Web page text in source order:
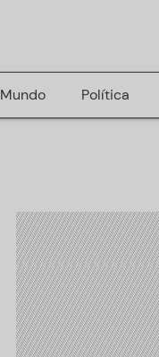
Mundo Política